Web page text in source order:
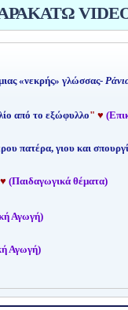
«νεκρής» γλώσσας-
από το εξώφυλλο" ♥
πατέρα, γιου και
♥ (Παιδαγωγικά θέματα)
Αγωγή)
Αγωγή)